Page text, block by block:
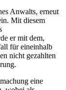
Anwalts, erneut
Mit diesem
er mit dem,
für eineinhalb
nicht gezahlten
eine